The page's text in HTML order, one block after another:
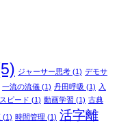
ジャーサー思考(1) デモサ
一流の流儀(1) 丹田呼吸 (1) 入
ピード (1) 動画学習 (1) 古典
(1) 時間管理 (1) 活字離